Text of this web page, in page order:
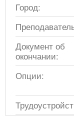
Город:
Документ об
окончании:
Опции: